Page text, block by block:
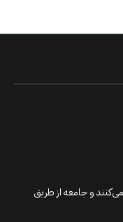
و جامعه از طریق